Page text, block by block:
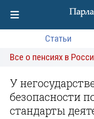
Статьи
Все о пенсиях в
У
безопасности
стандарты